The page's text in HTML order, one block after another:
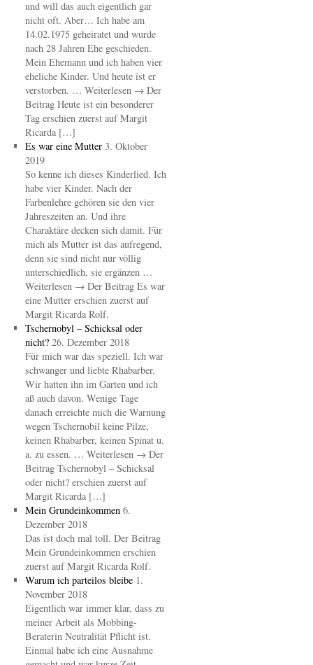
und will das auch eigentlich gar
nicht oft. Aber… Ich habe am
14.02.1975 geheiratet und wurde
nach 28 Jahren Ehe geschieden.
Mein Ehemann und ich haben vier
eheliche Kinder. Und heute ist er
verstorben. … Weiterlesen → Der
Beitrag Heute ist ein besonderer
Tag erschien zuerst auf Margit
Ricarda […]
Es war eine Mutter 3. Oktober
2019
So kenne ich dieses Kinderlied. Ich
habe vier Kinder. Nach der
Farbenlehre gehören sie den vier
Jahreszeiten an. Und ihre
Charaktäre decken sich damit. Für
mich als Mutter ist das aufregend,
denn sie sind nicht nur völlig
unterschiedlich, sie ergänzen …
Weiterlesen → Der Beitrag Es war
eine Mutter erschien zuerst auf
Margit Ricarda Rolf.
Tschernobyl – Schicksal oder
nicht? 26. Dezember 2018
Für mich war das speziell. Ich war
schwanger und liebte Rhabarber.
Wir hatten ihn im Garten und ich
aß auch davon. Wenige Tage
danach erreichte mich die Warnung
wegen Tschernobil keine Pilze,
keinen Rhabarber, keinen Spinat u.
a. zu essen. … Weiterlesen → Der
Beitrag Tschernobyl – Schicksal
oder nicht? erschien zuerst auf
Margit Ricarda […]
Mein Grundeinkommen 6.
Dezember 2018
Das ist doch mal toll. Der Beitrag
Mein Grundeinkommen erschien
zuerst auf Margit Ricarda Rolf.
Warum ich parteilos bleibe 1.
November 2018
Eigentlich war immer klar, dass zu
meiner Arbeit als Mobbing-
Beraterin Neutralität Pflicht ist.
Einmal habe ich eine Ausnahme